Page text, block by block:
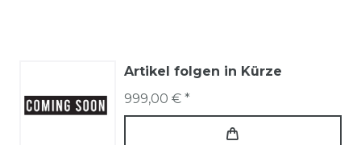
Artikel folgen in Kürze
999,00 € *